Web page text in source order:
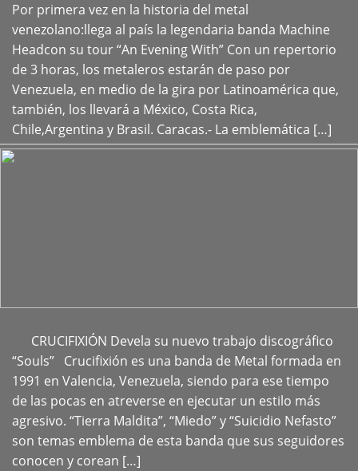
Por primera vez en la historia del metal
venezolano:llega al país la legendaria banda Machine
Headcon su tour “An Evening With” Con un repertorio
de 3 horas, los metaleros estarán de paso por
Venezuela, en medio de la gira por Latinoamérica que,
también, los llevará a México, Costa Rica,
Chile,Argentina y Brasil. Caracas.- La emblemática […]
+
CRUCIFIXIÓN Devela su nuevo trabajo discográfico
“Souls” Crucifixión es una banda de Metal formada en
1991 en Valencia, Venezuela, siendo para ese tiempo
de las pocas en atreverse en ejecutar un estilo más
agresivo. “Tierra Maldita”, “Miedo” y “Suicidio Nefasto”
son temas emblema de esta banda que sus seguidores
conocen y corean […]
+